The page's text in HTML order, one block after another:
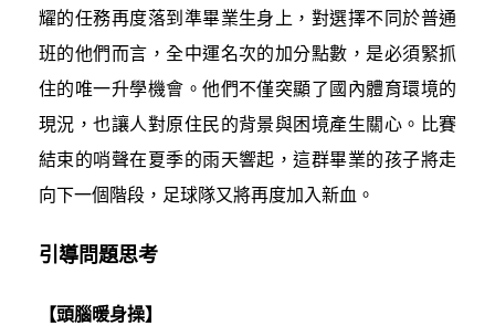
耀的任務再度落到準畢業生身上，對選擇不同於普通
班的他們而言，全中運名次的加分點數，是必須緊抓
住的唯一升學機會。他們不僅突顯了國內體育環境的
現況，也讓人對原住民的背景與困境產生關心。比賽
結束的哨聲在夏季的雨天響起，這群畢業的孩子將走
向下一個階段，足球隊又將再度加入新血。
引導問題思考
【頭腦暖身操】